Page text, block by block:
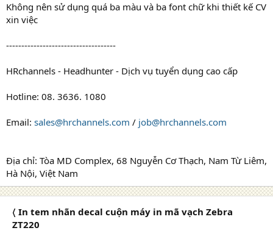
Không nên sử dụng quá ba màu và ba font chữ khi thiết kế CV
xin việc
------------------------------------
HRchannels - Headhunter - Dịch vụ tuyển dụng cao cấp
Hotline: 08. 3636. 1080
Email: sales@hrchannels.com / job@hrchannels.com
Địa chỉ: Tòa MD Complex, 68 Nguyễn Cơ Thạch, Nam Từ Liêm,
Hà Nội, Việt Nam
〈 In tem nhãn decal cuộn máy in mã vạch Zebra
ZT220